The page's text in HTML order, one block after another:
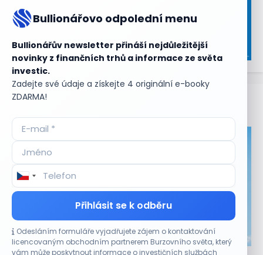
Bullionářovo odpolední menu
Bullionářův newsletter přináší nejdůležitější
novinky z finančních trhů a informace ze světa
investic.
Zadejte své údaje a získejte 4 originální e-booky
ZDARMA!
Přihlásit se k odběru
Odesláním formuláře vyjadřujete zájem o kontaktování
licencovaným obchodním partnerem Burzovního světa, který
vám může poskytnout informace o investičních službách
Aktuální
CO HÝBE TRHEM